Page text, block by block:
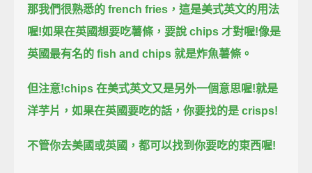
那我們很熟悉的 french fries，這是美式英文的用法
喔!如果在英國想要吃薯條，要說 chips 才對喔!像是
英國最有名的 fish and chips 就是炸魚薯條。
但注意!chips 在美式英文又是另外一個意思喔!就是
洋芋片，如果在英國要吃的話，你要找的是 crisps!
不管你去美國或英國，都可以找到你要吃的東西喔!